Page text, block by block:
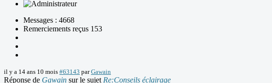
Messages : 4668
Remerciements reçus 153
il y a 14 ans 10 mois #63143 parGawain
Réponse de Gawain sur le sujet Re:Conseils éclairage